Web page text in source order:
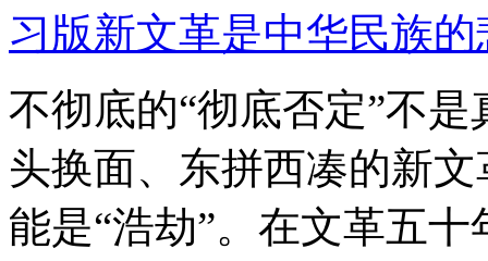
习版新文革是中华民族的
不彻底的“彻底否定”不
头换面、东拼西凑的新
能是“浩劫”。在文革五